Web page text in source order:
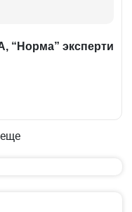
“Норма” эксперти